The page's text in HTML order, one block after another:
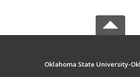
Oklahoma State University-